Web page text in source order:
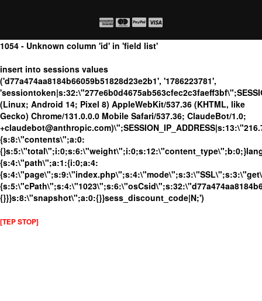
1054 - Unknown column 'id' in 'field list'
insert into sessions values
('d77a474aa8184b66059b51828d23e2b1', '1786223781',
(Linux; Android 14; Pixel 8) AppleWebKit/537.36 (KHTML, like
Gecko) Chrome/131.0.0.0 Mobile Safari/537.36; ClaudeBot/1.0;
{s:8:\"contents\";a:0:
{s:4:\"path\";a:1:{i:0;a:4:
{}}}s:8:\"snapshot\";a:0:{}}sess_discount_code|N;')
[TEP STOP]